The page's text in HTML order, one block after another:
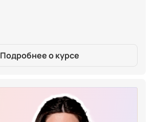
Подробнее о курсе